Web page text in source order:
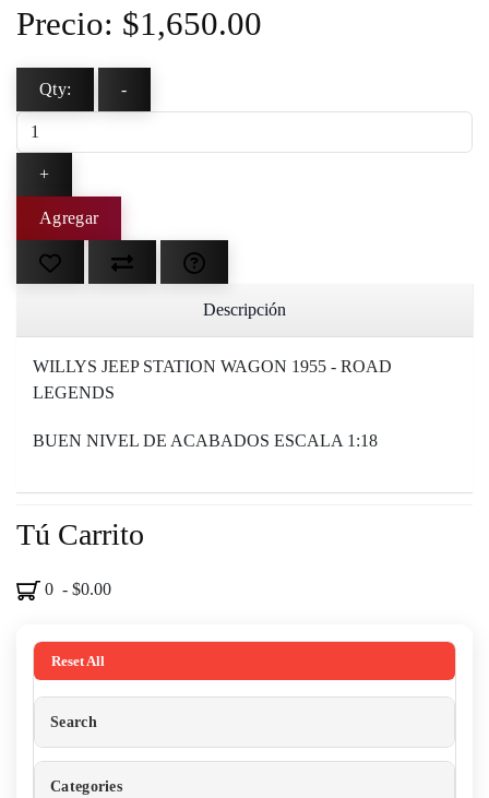
Precio: $1,650.00
Qty: -
+
Agregar
Descripción
WILLYS JEEP STATION WAGON 1955 - ROAD
LEGENDS
BUEN NIVEL DE ACABADOS ESCALA 1:18
Tú Carrito
0 - $0.00
Reset All
Search
Categories